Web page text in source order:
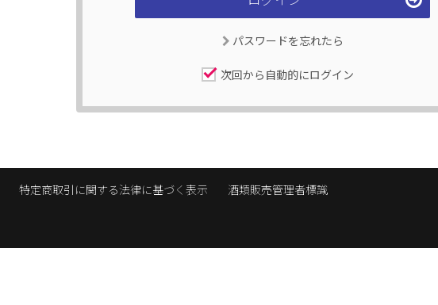
パスワードを忘れたら
次回から自動的にログイン
特定商取引に関する法律に基づく表示 酒類販売管理者標識